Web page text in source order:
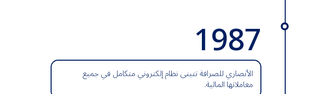
1987
الأنصاري للصرافة تتبنى نظام إلكتروني متكامل في جميع
معاملاتها المالية.